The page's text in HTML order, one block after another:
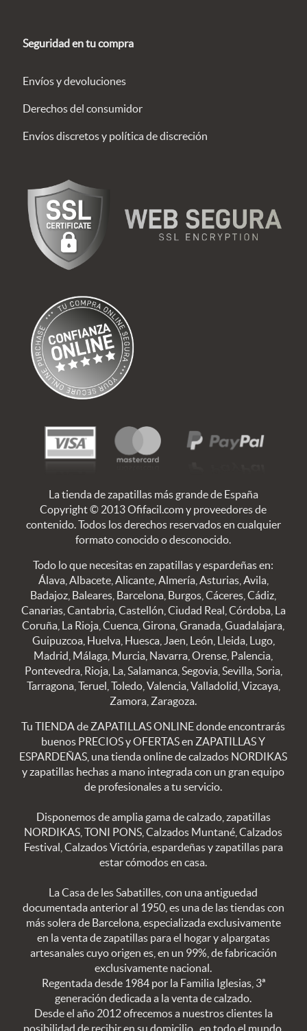
Seguridad en tu compra
Envíos y devoluciones
Derechos del consumidor
Envíos discretos y política de discreción
La tienda de zapatillas más grande de España
Copyright © 2013 Ofifacil.com y proveedores de
contenido. Todos los derechos reservados en cualquier
formato conocido o desconocido.
Todo lo que necesitas en zapatillas y espardeñas en:
Álava, Albacete, Alicante, Almería, Asturias, Avila,
Badajoz, Baleares, Barcelona, Burgos, Cáceres, Cádiz,
Canarias, Cantabria, Castellón, Ciudad Real, Córdoba, La
Coruña, La Rioja, Cuenca, Girona, Granada, Guadalajara,
Guipuzcoa, Huelva, Huesca, Jaen, León, Lleida, Lugo,
Madrid, Málaga, Murcia, Navarra, Orense, Palencia,
Pontevedra, Rioja, La, Salamanca, Segovia, Sevilla, Soria,
Tarragona, Teruel, Toledo, Valencia, Valladolid, Vizcaya,
Zamora, Zaragoza.
Tu TIENDA de ZAPATILLAS ONLINE donde encontrarás
buenos PRECIOS y OFERTAS en ZAPATILLAS Y
ESPARDEÑAS, una tienda online de calzados NORDIKAS
y zapatillas hechas a mano integrada con un gran equipo
de profesionales a tu servicio.
Disponemos de amplia gama de calzado, zapatillas
NORDIKAS, TONI PONS, Calzados Muntané, Calzados
Festival, Calzados Victória, espardeñas y zapatillas para
estar cómodos en casa.
La Casa de les Sabatilles, con una antiguedad
documentada anterior al 1950, es una de las tiendas con
más solera de Barcelona, especializada exclusivamente
en la venta de zapatillas para el hogar y alpargatas
artesanales cuyo origen es, en un 99%, de fabricación
exclusivamente nacional.
Regentada desde 1984 por la Familia Iglesias, 3ª
generación dedicada a la venta de calzado.
Desde el año 2012 ofrecemos a nuestros clientes la
posibilidad de recibir en su domicilio , en todo el mundo,